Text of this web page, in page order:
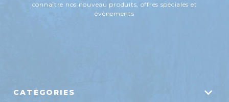
connaître nos nouveau produits, offres spéciales et
évènements
CATÉGORIES